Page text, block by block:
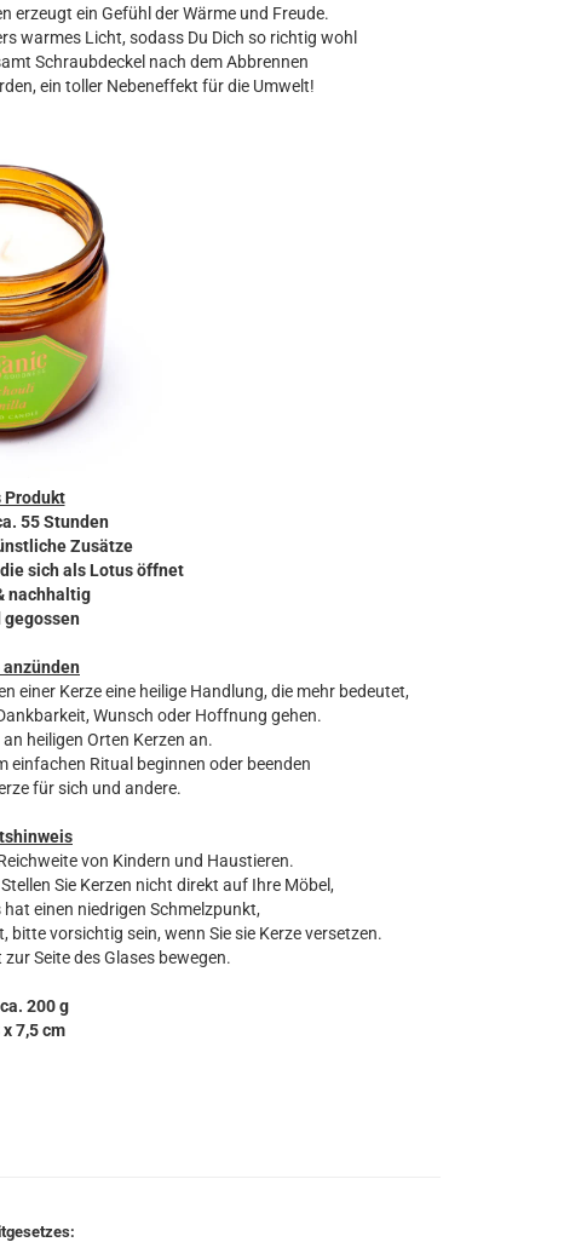
erzeugt ein Gefühl der Wärme und Freude.
warmes Licht, sodass Du Dich so richtig wohl
Schraubdeckel nach dem Abbrennen
ein toller Nebeneffekt für die Umwelt!
Produkt
55 Stunden
Zusätze
sich als Lotus öffnet
nachhaltig
gegossen
anzünden
einer Kerze eine heilige Handlung, die mehr bedeutet,
Wunsch oder Hoffnung gehen.
heiligen Orten Kerzen an.
einfachen Ritual beginnen oder beenden
für sich und andere.
von Kindern und Haustieren.
Sie Kerzen nicht direkt auf Ihre Möbel,
einen niedrigen Schmelzpunkt,
vorsichtig sein, wenn Sie sie Kerze versetzen.
Seite des Glases bewegen.
200 g
7,5 cm